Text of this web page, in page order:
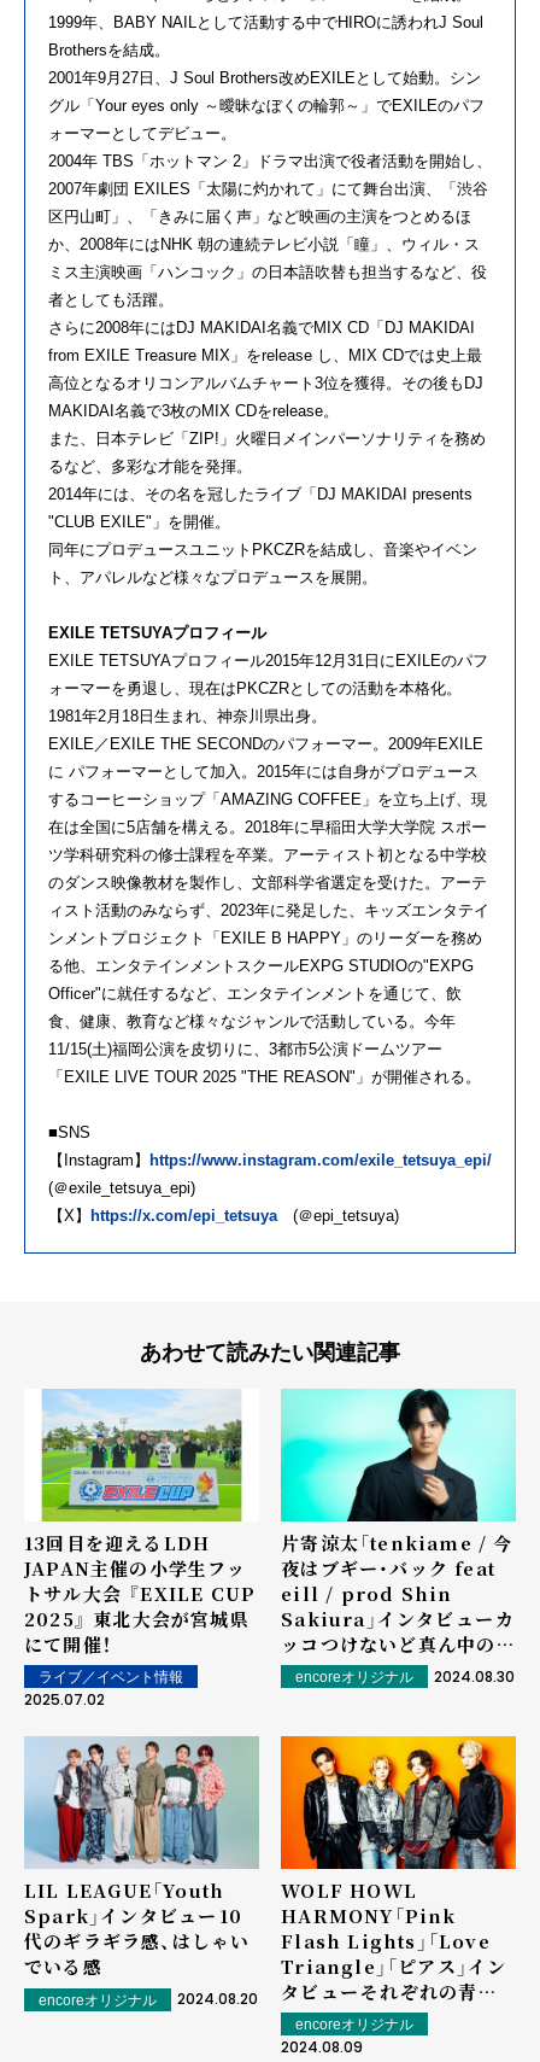
1999年、BABY NAILとして活動する中でHIROに誘われJ Soul
Brothersを結成。
2001年9月27日、J Soul Brothers改めEXILEとして始動。シン
グル「Your eyes only ～曖昧なぼくの輪郭～」でEXILEのパフ
ォーマーとしてデビュー。
2004年 TBS「ホットマン 2」ドラマ出演で役者活動を開始し、
2007年劇団 EXILES「太陽に灼かれて」にて舞台出演、「渋谷
区円山町」、「きみに届く声」など映画の主演をつとめるほ
か、2008年にはNHK 朝の連続テレビ小説「瞳」、ウィル・ス
ミス主演映画「ハンコック」の日本語吹替も担当するなど、役
者としても活躍。
さらに2008年にはDJ MAKIDAI名義でMIX CD「DJ MAKIDAI
from EXILE Treasure MIX」をrelease し、MIX CDでは史上最
高位となるオリコンアルバムチャート3位を獲得。その後もDJ
MAKIDAI名義で3枚のMIX CDをrelease。
また、日本テレビ「ZIP!」火曜日メインパーソナリティを務め
るなど、多彩な才能を発揮。
2014年には、その名を冠したライブ「DJ MAKIDAI presents
"CLUB EXILE"」を開催。
同年にプロデュースユニットPKCZRを結成し、音楽やイベン
ト、アパレルなど様々なプロデュースを展開。
EXILE TETSUYAプロフィール
EXILE TETSUYAプロフィール2015年12月31日にEXILEのパフ
ォーマーを勇退し、現在はPKCZRとしての活動を本格化。
1981年2月18日生まれ、神奈川県出身。
EXILE／EXILE THE SECONDのパフォーマー。2009年EXILE
に パフォーマーとして加入。2015年には自身がプロデュース
するコーヒーショップ「AMAZING COFFEE」を立ち上げ、現
在は全国に5店舗を構える。2018年に早稲田大学大学院 スポー
ツ学科研究科の修士課程を卒業。アーティスト初となる中学校
のダンス映像教材を製作し、文部科学省選定を受けた。アーテ
ィスト活動のみならず、2023年に発足した、キッズエンタテイ
ンメントプロジェクト「EXILE B HAPPY」のリーダーを務め
る他、エンタテインメントスクールEXPG STUDIOの"EXPG
Officer"に就任するなど、エンタテインメントを通じて、飲
食、健康、教育など様々なジャンルで活動している。今年
11/15(土)福岡公演を皮切りに、3都市5公演ドームツアー
「EXILE LIVE TOUR 2025 "THE REASON"」が開催される。
■SNS
【Instagram】 https://www.instagram.com/exile_tetsuya_epi/
(＠exile_tetsuya_epi)
【X】 https://x.com/epi_tetsuya (＠epi_tetsuya)
あわせて読みたい関連記事
13回目を迎えるLDH
JAPAN主催の小学生フッ
トサル大会 『EXILE CUP
2025』 東北大会が宮城県
にて開催！
ライブ／イベント情報
2025.07.02
片寄涼太「tenkiame / 今
夜はブギー・バック feat
eill / prod Shin
Sakiura」インタビュー――カ
ッコつけないど真ん中のJ-
POP / いまの世代のブギ
ー・バック
encoreオリジナル 2024.08.30
LIL LEAGUE「Youth
Spark」インタビュー――10
代のギラギラ感、はしゃい
でいる感
encoreオリジナル 2024.08.20
WOLF HOWL
HARMONY「Pink
Flash Lights」「Love
Triangle」「ピアス」イン
タビュー――それぞれの青春
に重ね合わせて
encoreオリジナル
2024.08.09